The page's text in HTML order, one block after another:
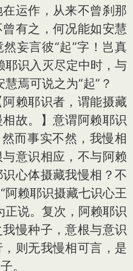
运作，从来不曾刹那
有之，何况能如安慧
妄言彼“起”字！岂真
耶识入灭尽定中时，与
焉可说之为“起”？
赖耶识者，谓能摄藏
故。】意谓阿赖耶识
而事实不然，我慢相
意识相应，不与阿赖
心体摄藏我慢相？不
阿赖耶识摄藏七识心王
正说。复次，阿赖耶识
慢种子，意根与意识
则无我慢相可言，是
。